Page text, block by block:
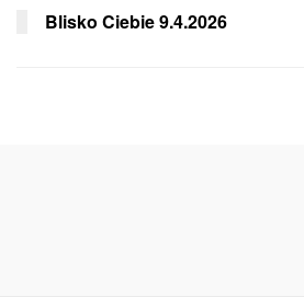
Blisko Ciebie 9.4.2026